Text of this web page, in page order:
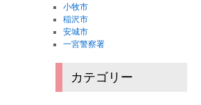
小牧市
稲沢市
安城市
一宮警察署
カテゴリー